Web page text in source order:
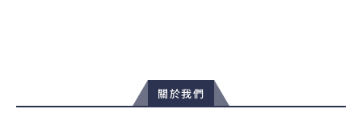
關於我們